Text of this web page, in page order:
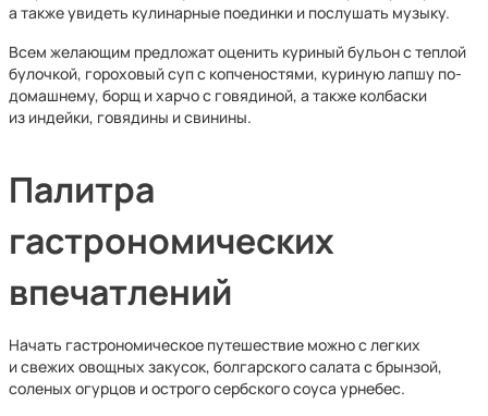
а также увидеть кулинарные поединки и послушать музыку.
Всем желающим предложат оценить куриный бульон с теплой
булочкой, гороховый суп с копченостями, куриную лапшу по-
домашнему, борщ и харчо с говядиной, а также колбаски
из индейки, говядины и свинины.
Палитра
гастрономических
впечатлений
Начать гастрономическое путешествие можно с легких
и свежих овощных закусок, болгарского салата с брынзой,
соленых огурцов и острого сербского соуса урнебес.